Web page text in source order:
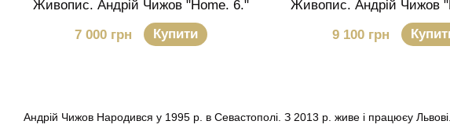
Андрій Чижов Народився у 1995 р. в Севастополі. З 2013 р. живе і працюєу Львові.
Живопис. Андрій Чижов "Home. 6."
7 000 грн
Купити
Живопис. Андрій Чижов
9 100 грн